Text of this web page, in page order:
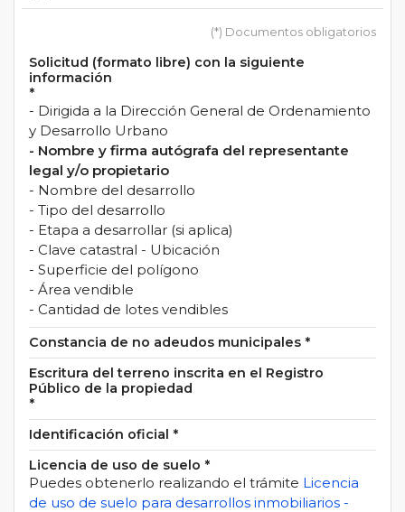
(*) Documentos obligatorios
Solicitud (formato libre) con la siguiente
información
*
- Dirigida a la Dirección General de Ordenamiento
y Desarrollo Urbano
- Nombre y firma autógrafa del representante
legal y/o propietario
- Nombre del desarrollo
- Tipo del desarrollo
- Etapa a desarrollar (si aplica)
- Clave catastral - Ubicación
- Superficie del polígono
- Área vendible
- Cantidad de lotes vendibles
Constancia de no adeudos municipales *
Escritura del terreno inscrita en el Registro
Público de la propiedad
*
Identificación oficial *
Licencia de uso de suelo *
Puedes obtenerlo realizando el trámite Licencia
de uso de suelo para desarrollos inmobiliarios -